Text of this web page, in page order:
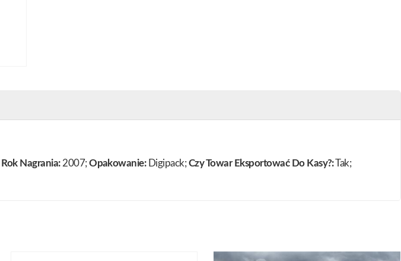
Rok Nagrania:2007;Opakowanie:Digipack;Czy Towar Eksportować Do Kasy?:Tak;